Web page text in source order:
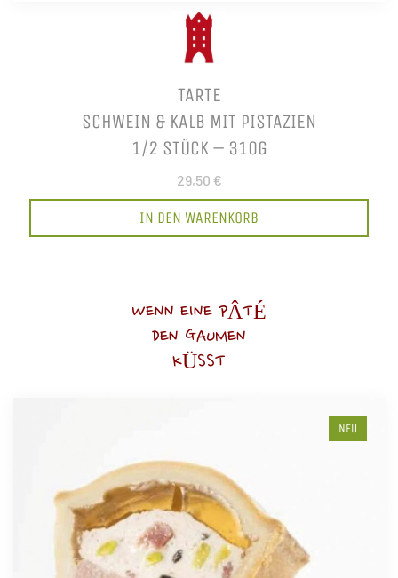
TARTE
SCHWEIN & KALB MIT PISTAZIEN
1/2 STÜCK – 310G
29,50 €
IN DEN WARENKORB
WENN EINE PÂTÉ
DEN GAUMEN
KÜSST
NEU